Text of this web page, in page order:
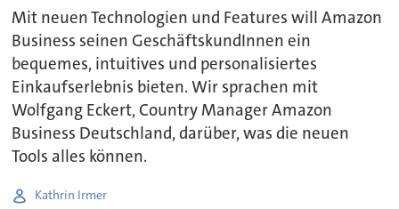
Mit neuen Technologien und Features will Amazon
Business seinen GeschäftskundInnen ein
bequemes, intuitives und personalisiertes
Einkaufserlebnis bieten. Wir sprachen mit
Wolfgang Eckert, Country Manager Amazon
Business Deutschland, darüber, was die neuen
Tools alles können.
Kathrin Irmer